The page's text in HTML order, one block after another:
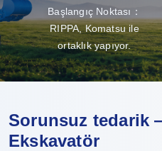
Başlangıç Noktası：
RIPPA, Komatsu ile
ortaklık yapıyor.
Sorunsuz tedarik
Ekskavatör